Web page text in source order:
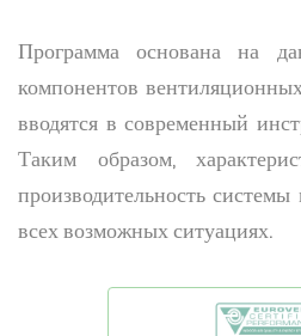
Программа основана на
компонентов
вводятся в современный
Таким образом,
производительность
всех возможных ситуациях.